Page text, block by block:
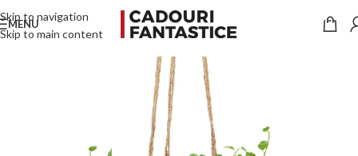
Skip to navigation
Skip to main content
MENU